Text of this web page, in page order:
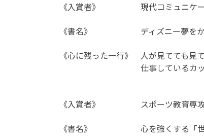
《入賞者》 現代コミュニケー
《書名》 ディズニー夢をかな
《心に残った一行》 人が見てても見
仕事しているカッコいい
《入賞者》 スポーツ教育専
《書名》 心を強くする「世界